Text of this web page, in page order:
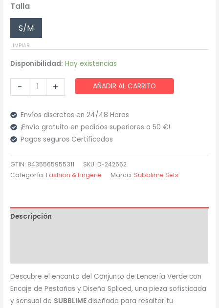
Talla
S/M
LIMPIAR
Disponibilidad: Hay existencias
-
Subblime
-
Set
Sujetador
con
Encaje
y
Ligueros
y
Azul
+ AÑADIR AL CARRITO
Envíos discretos en 24/48 Horas
¡Envío gratuito en pedidos superiores a 50 €!
Pagos seguros Certificados
GTIN: 8435565955311 SKU: D-242652
Categoría:Fashion & Lingerie Marca: Subblime Sets
Descripción
Descubre el encanto del Conjunto de Lencería Verde con
Encaje de Pestañas y Diseño Spliced, una pieza sofisticada
y sensual de SUBBLIME diseñada para resaltar tu